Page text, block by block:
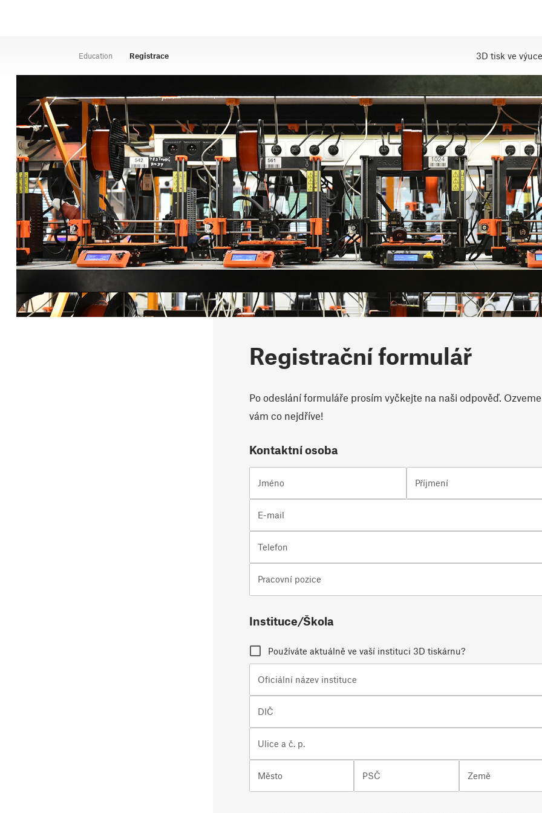
Education Registrace 3D tisk ve výuce
Registrační formulář
Po odeslání formuláře prosím vyčkejte na naši odpověď.
vám co nejdříve!
Kontaktní osoba
Jméno Příjmení
E-mail
Telefon
Pracovní pozice
Instituce/Škola
Používáte aktuálně ve vaší instituci 3D tiskárnu?
Oficiální název instituce
DIČ
Ulice a č. p.
Město PSČ Země